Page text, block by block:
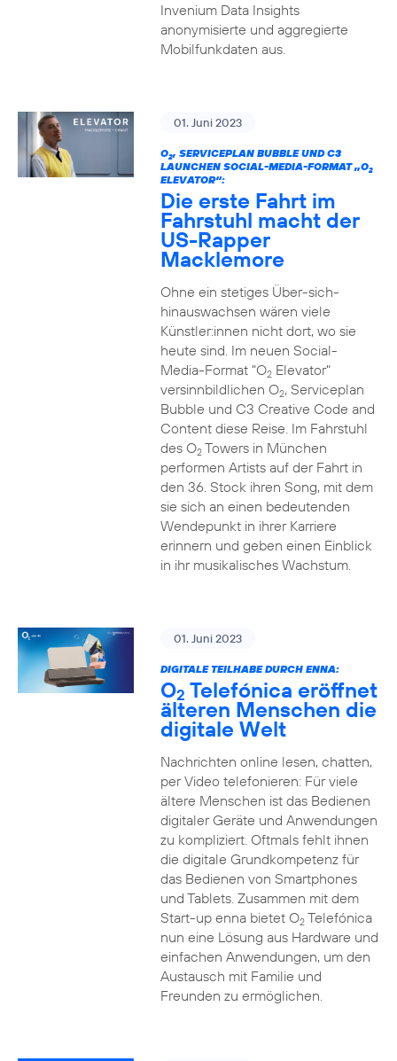
Invenium Data Insights
anonymisierte und aggregierte
Mobilfunkdaten aus.
01. Juni 2023
O2, SERVICEPLAN BUBBLE UND C3
LAUNCHEN SOCIAL-MEDIA-FORMAT „O2
ELEVATOR“:
Die erste Fahrt im
Fahrstuhl macht der
US-Rapper
Macklemore
Ohne ein stetiges Über-sich-
hinauswachsen wären viele
Künstler:innen nicht dort, wo sie
heute sind. Im neuen Social-
Media-Format "O2Elevator"
versinnbildlichen O2, Serviceplan
Bubble und C3 Creative Code and
Content diese Reise. Im Fahrstuhl
des O2Towers in München
performen Artists auf der Fahrt in
den 36. Stock ihren Song, mit dem
sie sich an einen bedeutenden
Wendepunkt in ihrer Karriere
erinnern und geben einen Einblick
in ihr musikalisches Wachstum.
01. Juni 2023
DIGITALE TEILHABE DURCH ENNA:
O2 Telefónica eröffnet
älteren Menschen die
digitale Welt
Nachrichten online lesen, chatten,
per Video telefonieren: Für viele
ältere Menschen ist das Bedienen
digitaler Geräte und Anwendungen
zu kompliziert. Oftmals fehlt ihnen
die digitale Grundkompetenz für
das Bedienen von Smartphones
und Tablets. Zusammen mit dem
Start-up enna bietet O2Telefónica
nun eine Lösung aus Hardware und
einfachen Anwendungen, um den
Austausch mit Familie und
Freunden zu ermöglichen.